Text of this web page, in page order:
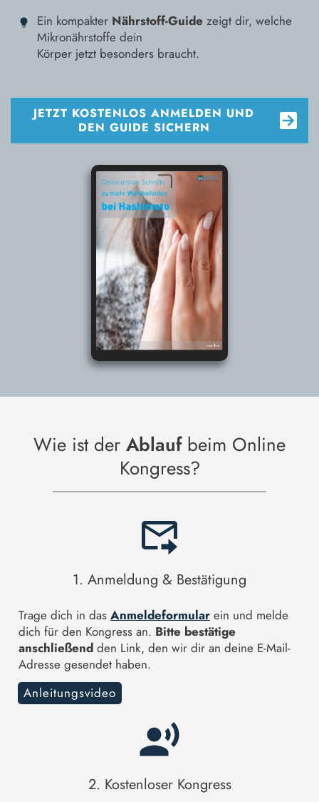
Ein kompakter Nährstoff-Guide zeigt dir, welche
Mikronährstoffe dein
Körper jetzt besonders braucht.
JETZT KOSTENLOS ANMELDEN UND
DEN GUIDE SICHERN
Wie ist der Ablaufbeim Online
Kongress?
1. Anmeldung & Bestätigung
Trage dich in das Anmeldeformular ein und melde
dich für den Kongress an. Bitte bestätige
anschließend den Link, den wir dir an deine E-Mail-
Adresse gesendet haben.
Anleitungsvideo
2. Kostenloser Kongress